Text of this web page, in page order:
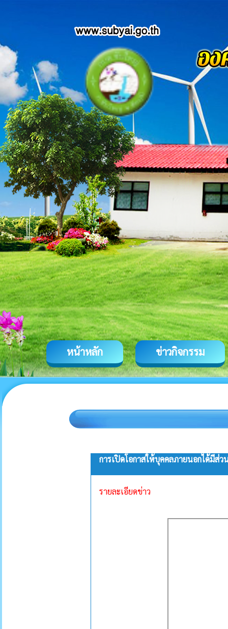
หน้าหลัก ข่าวกิจกรรม
การเปิดโอกาสให้บุคคลภายนอกได้มีส่
รายละเอียดข่าว